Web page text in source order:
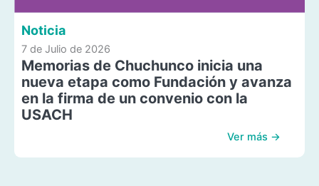
Noticia
7 de Julio de 2026
Memorias de Chuchunco inicia una
nueva etapa como Fundación y avanza
en la firma de un convenio con la
USACH
Ver más →